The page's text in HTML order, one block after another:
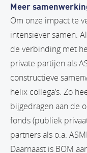
Meer
Om onze impact te
intensiever samen.
de verbinding met
private partijen als
constructieve
helix collega’s. Zo
bijgedragen aan de
fonds (publiek
partners als o.a.
Daarnaast is BOM